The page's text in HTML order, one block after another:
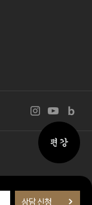
퀵메뉴
인스타그램 바로
유튜브 바로
블로그